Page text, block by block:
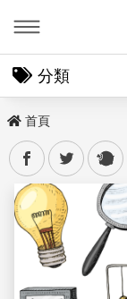
分類
首頁
facebooktwitter plurk